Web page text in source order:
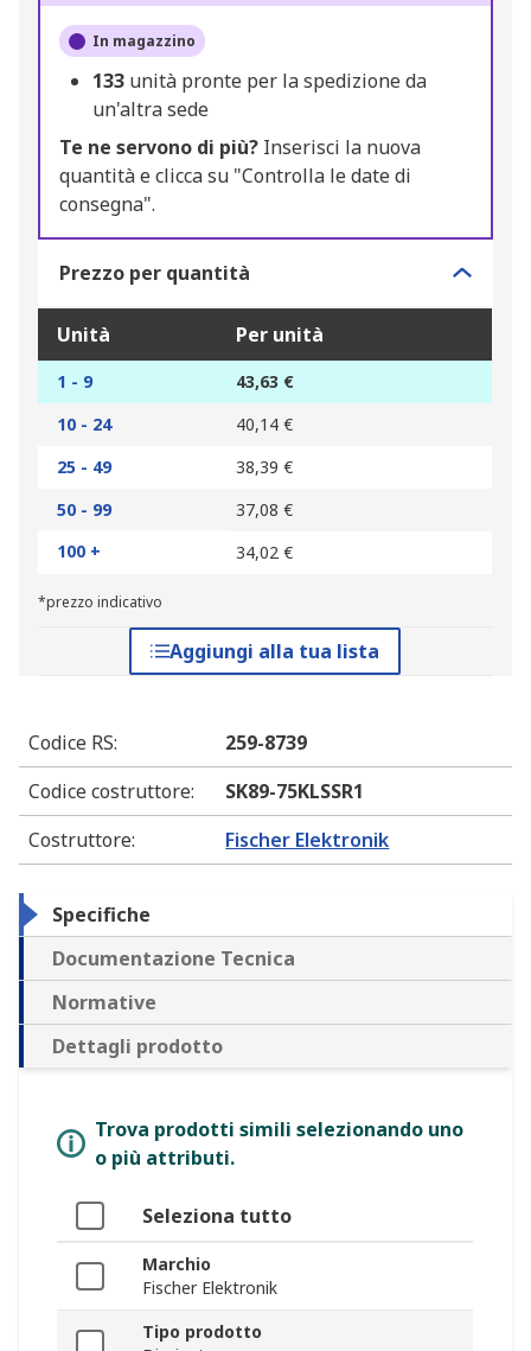
In magazzino
133 unità pronte per la spedizione da
un'altra sede
Te ne servono di più? Inserisci la nuova
quantità e clicca su "Controlla le date di
consegna".
Prezzo per quantità
Unità Per unità
1 - 9
43,63 €
10 - 24
40,14 €
25 - 49
38,39 €
50 - 99
37,08 €
100 +
34,02 €
*prezzo indicativo
Aggiungi alla tua lista
Codice RS:
259-8739
Codice costruttore:
SK89-75KLSSR1
Costruttore: Fischer Elektronik
Specifiche
Documentazione Tecnica
Normative
Dettagli prodotto
Trova prodotti simili selezionando uno
o più attributi.
Seleziona tutto
Marchio
Fischer Elektronik
Tipo prodotto